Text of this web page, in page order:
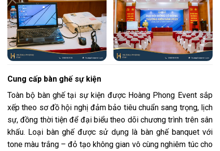
Cung cấp bàn ghế sự kiện
Toàn bộ bàn ghế tại sự kiện được Hoàng Phong Event sắp
xếp theo sơ đồ hội nghị đảm bảo tiêu chuẩn sang trọng, lịch
sự, đồng thời tiện để đại biểu theo dõi chương trình trên sân
khấu. Loại bàn ghế được sử dụng là bàn ghế banquet với
tone màu trắng – đỏ tạo không gian vô cùng nghiêm túc cho